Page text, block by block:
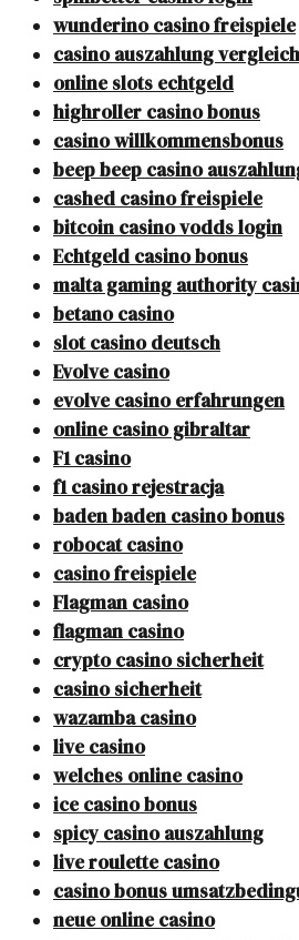
wunderino casino freispiele
casino auszahlung vergleich
online slots echtgeld
highroller casino bonus
casino willkommensbonus
beep beep casino
cashed casino freispiele
bitcoin casino vodds login
Echtgeld casino bonus
malta gaming authority
betano casino
slot casino deutsch
Evolve casino
evolve casino erfahrungen
online casino gibraltar
F1 casino
f1 casino rejestracja
baden baden casino bonus
robocat casino
casino freispiele
Flagman casino
flagman casino
crypto casino sicherheit
casino sicherheit
wazamba casino
live casino
welches online casino
ice casino bonus
spicy casino auszahlung
live roulette casino
casino bonus
neue online casino